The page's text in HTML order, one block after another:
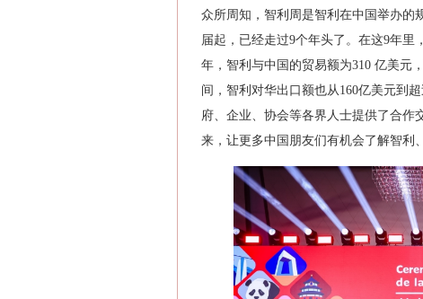
众所周知，智利周是智利在中国举办的
届起，已经走过9个年头了。在这9年里
年，智利与中国的贸易额为310 亿美元
间，智利对华出口额也从160亿美元到
府、企业、协会等各界人士提供了合作
来，让更多中国朋友们有机会了解智利